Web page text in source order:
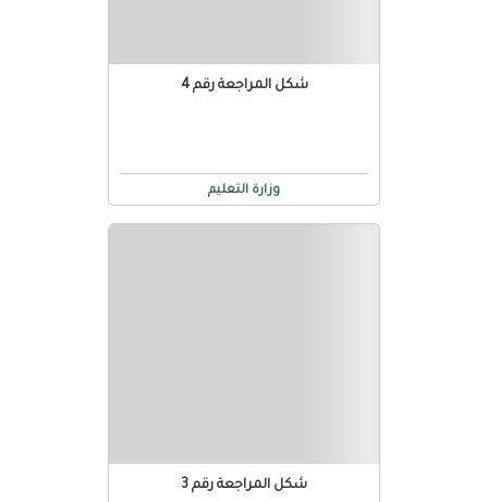
شكل المراجعة رقم 4
وزارة التعليم
شكل المراجعة رقم 3